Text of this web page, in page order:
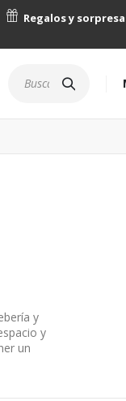
Regalos y
y
y
un